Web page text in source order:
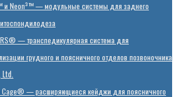
и Neon³™ — модульные системы для заднего
— транспедикулярная система для
грудного и поясничного отделов позвоночника
Cage® — расширяющиеся кейджи для поясничного